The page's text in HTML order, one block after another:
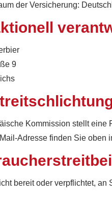
der Versicherung:
9
Kommission stellt eine
Adresse finden Sie oben
bereit oder verpflichtet,